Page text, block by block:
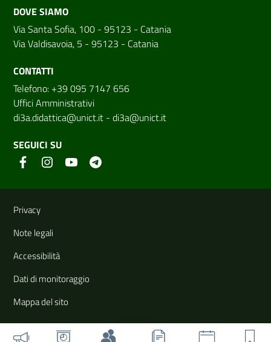
DOVE SIAMO
Via Santa Sofia, 100 - 95123 - Catania
Via Valdisavoia, 5 - 95123 - Catania
CONTATTI
Telefono: +39 095 7147 656
Uffici Amministrativi
di3a.didattica@unict.it - di3a@unict.it
SEGUICI SU
Link e informazioni utili
Privacy
Note legali
Accessibilità
Dati di monitoraggio
Mappa del sito